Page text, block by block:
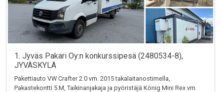
1. Jyväs Pakari Oy:n konkurssipesä (2480534-8),
JYVÄSKYLÄ
Pakettiauto VW Crafter 2.0 vm. 2015 takalaitanostimella,
Pakastekontti 5 M, Taikinanjakaja ja pyöristäjä König Mini Rex vm.